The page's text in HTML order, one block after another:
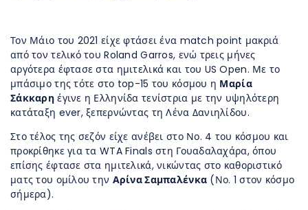
Τον Μάιο του 2021 είχε φτάσει ένα match point μακριά
από τον τελικό του Roland Garros, ενώ τρεις μήνες
αργότερα έφτασε στα ημιτελικά και του US Open. Με το
μπάσιμο της τότε στο top-15 του κόσμου η Μαρία
Σάκκαρηέγινε η Ελληνίδα τενίστρια με την υψηλότερη
κατάταξη ever, ξεπερνώντας τη Λένα Δανιηλίδου.
Στο τέλος της σεζόν είχε ανέβει στο Νο. 4 του κόσμου και
προκρίθηκε για τα WTA Finals στη Γουαδαλαχάρα, όπου
επίσης έφτασε στα ημιτελικά, νικώντας στο καθοριστικό
ματς του ομίλου την Αρίνα Σαμπαλένκα (Νο. 1 στον κόσμο
σήμερα).